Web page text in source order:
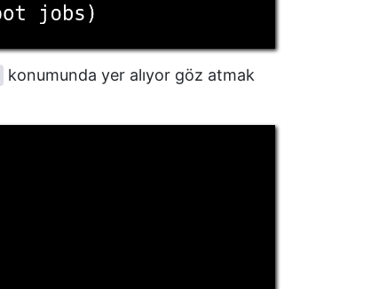
konumunda yer alıyor göz atmak